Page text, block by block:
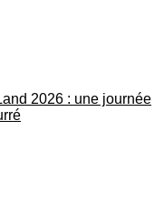
2026 : une journée